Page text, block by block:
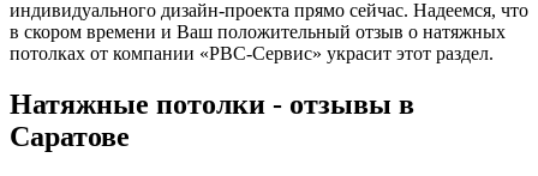
индивидуального дизайн-проекта прямо сейчас. Надеемся, что
в скором времени и Ваш положительный отзыв о натяжных
потолках от компании «РВС-Сервис» украсит этот раздел.
Натяжные потолки - отзывы в
Саратове